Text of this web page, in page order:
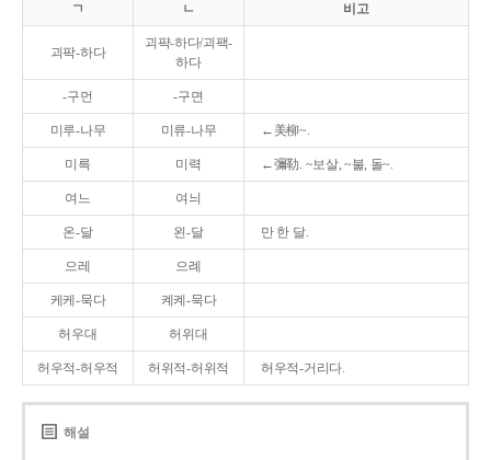
ㄱ ㄴ 비고
괴팍-하다
괴퍅-하다/괴팩-
하다
-구먼 -구면
미루-나무 미류-나무 ←美柳~.
미륵 미력 ←彌勒. ~보살, ~불, 돌~.
여느 여늬
온-달 왼-달 만 한 달.
으레 으례
케케-묵다 켸켸-묵다
허우대 허위대
허우적-허우적 허위적-허위적 허우적-거리다.
해설